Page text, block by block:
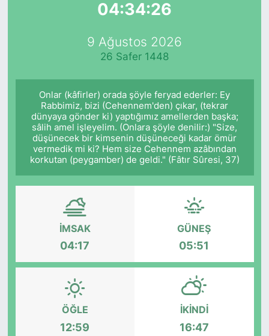
04:34:26
9 Ağustos 2026
26 Safer 1448
Onlar (kâfirler) orada şöyle feryad ederler: Ey
Rabbimiz, bizi (Cehennem'den) çıkar, (tekrar
dünyaya gönder ki) yaptığımız amellerden başka;
sâlih amel işleyelim. (Onlara şöyle denilir:) "Size,
düşünecek bir kimsenin düşüneceği kadar ömür
vermedik mi ki? Hem size Cehennem azâbından
korkutan (peygamber) de geldi." (Fâtır Sûresi, 37)
İMSAK
04:17
GÜNEŞ
05:51
ÖĞLE
12:59
İKINDI
16:47
Spor
ŞİRKET HABERLERİ
SAVUNMA SANAYİ
FUAR HABERLERİ
FUAR TAKVİMİ
Amerika Fuarları
FUAR RAPORU
FESTİVAL TAKVİMİ
KONGRE HABERLERİ
KONGRE TAKVİMİ